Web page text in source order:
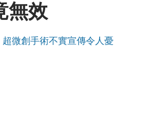
無效
超微創手術不實宣傳令人憂